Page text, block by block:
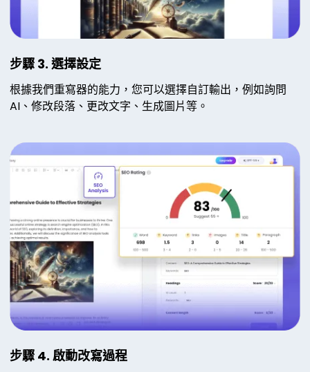
步驟 3. 選擇設定
根據我們重寫器的能力，您可以選擇自訂輸出，例如詢問
AI、修改段落、更改文字、生成圖片等。
步驟 4. 啟動改寫過程